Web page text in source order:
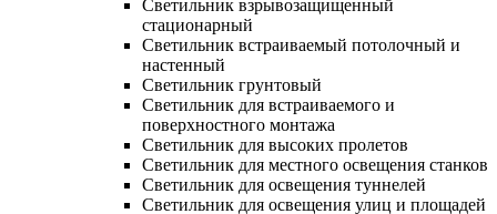
Светильник взрывозащищенный
стационарный
Светильник встраиваемый потолочный и
настенный
Светильник грунтовый
Светильник для встраиваемого и
поверхностного монтажа
Светильник для высоких пролетов
Светильник для местного освещения станков
Светильник для освещения туннелей
Светильник для освещения улиц и площадей